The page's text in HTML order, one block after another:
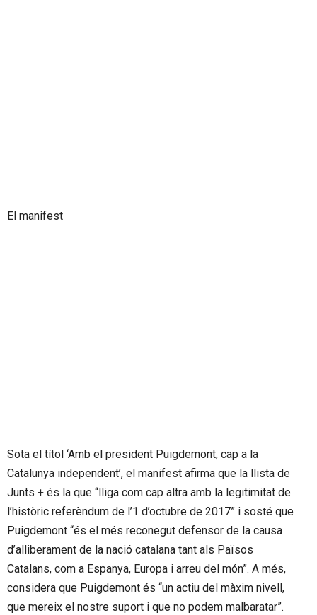
El manifest
Sota el títol ‘Amb el president Puigdemont, cap a la
Catalunya independent’, el manifest afirma que la llista de
Junts + és la que “lliga com cap altra amb la legitimitat de
l’històric referèndum de l’1 d’octubre de 2017” i sosté que
Puigdemont “és el més reconegut defensor de la causa
d’alliberament de la nació catalana tant als Països
Catalans, com a Espanya, Europa i arreu del món”. A més,
considera que Puigdemont és “un actiu del màxim nivell,
que mereix el nostre suport i que no podem malbaratar”.